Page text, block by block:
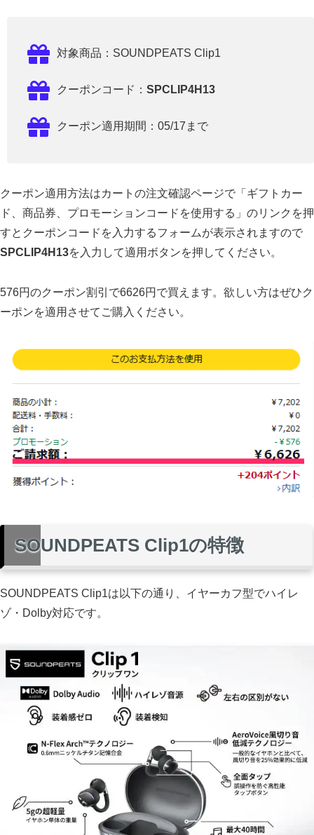
対象商品：SOUNDPEATS Clip1
クーポンコード：SPCLIP4H13
クーポン適用期間：05/17まで
クーポン適用方法はカートの注文確認ページで「ギフトカー
ド、商品券、プロモーションコードを使用する」のリンクを押
すとクーポンコードを入力するフォームが表示されますので
SPCLIP4H13を入力して適用ボタンを押してください。
576円のクーポン割引で6626円で買えます。欲しい方はぜひク
ーポンを適用させてご購入ください。
SOUNDPEATS Clip1の特徴
SOUNDPEATS Clip1は以下の通り、イヤーカフ型でハイレ
ゾ・Dolby対応です。